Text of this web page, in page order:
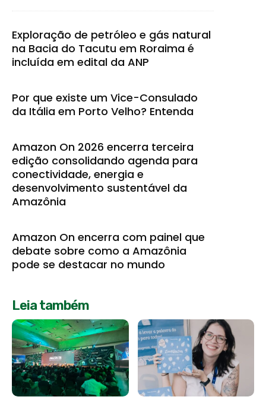
Exploração de petróleo e gás natural
na Bacia do Tacutu em Roraima é
incluída em edital da ANP
Por que existe um Vice-Consulado
da Itália em Porto Velho? Entenda
Amazon On 2026 encerra terceira
edição consolidando agenda para
conectividade, energia e
desenvolvimento sustentável da
Amazônia
Amazon On encerra com painel que
debate sobre como a Amazônia
pode se destacar no mundo
Leia também